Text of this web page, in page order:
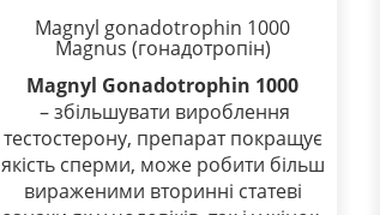
Magnyl gonadotrophin 1000
Magnus (гонадотропін)
Magnyl Gonadotrophin 1000
– збільшувати вироблення
тестостерону, препарат покращує
якість сперми, може робити більш
вираженими вторинні статеві